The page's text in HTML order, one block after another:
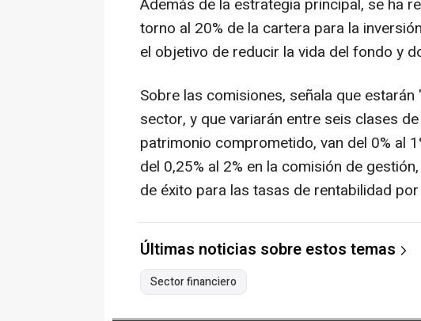
Además de la estrategia principal, se ha
torno al 20% de la cartera para la
el objetivo de reducir la vida del fondo y
Sobre las comisiones, señala que
sector, y que variarán entre seis clases
patrimonio comprometido, van del 0% al
del 0,25% al 2% en la comisión de
de éxito para las tasas de rentabilidad
Últimas noticias sobre estos temas
Sector financiero